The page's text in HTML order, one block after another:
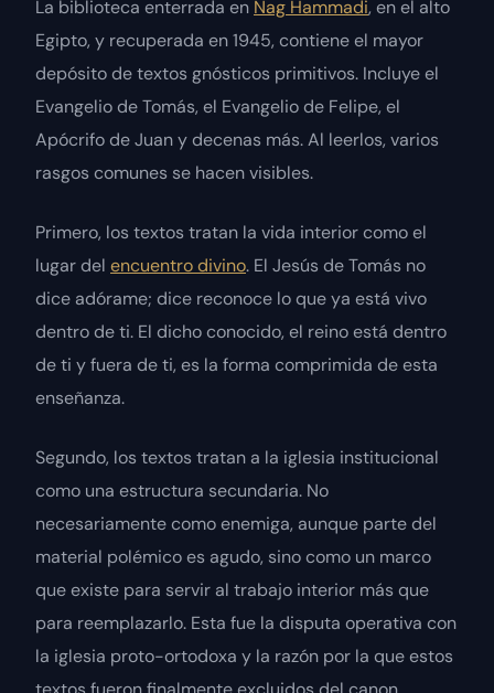
La biblioteca enterrada en Nag Hammadi, en el alto
Egipto, y recuperada en 1945, contiene el mayor
depósito de textos gnósticos primitivos. Incluye el
Evangelio de Tomás, el Evangelio de Felipe, el
Apócrifo de Juany decenas más. Al leerlos, varios
rasgos comunes se hacen visibles.
Primero, los textos tratan la vida interior como el
lugar del encuentro divino. El Jesús de Tomás no
dice adórame; dice reconoce lo que ya está vivo
dentro de ti. El dicho conocido, el reino está dentro
de ti y fuera de ti, es la forma comprimida de esta
enseñanza.
Segundo, los textos tratan a la iglesia institucional
como una estructura secundaria. No
necesariamente como enemiga, aunque parte del
material polémico es agudo, sino como un marco
que existe para servir al trabajo interior más que
para reemplazarlo. Esta fue la disputa operativa con
la iglesia proto-ortodoxa y la razón por la que estos